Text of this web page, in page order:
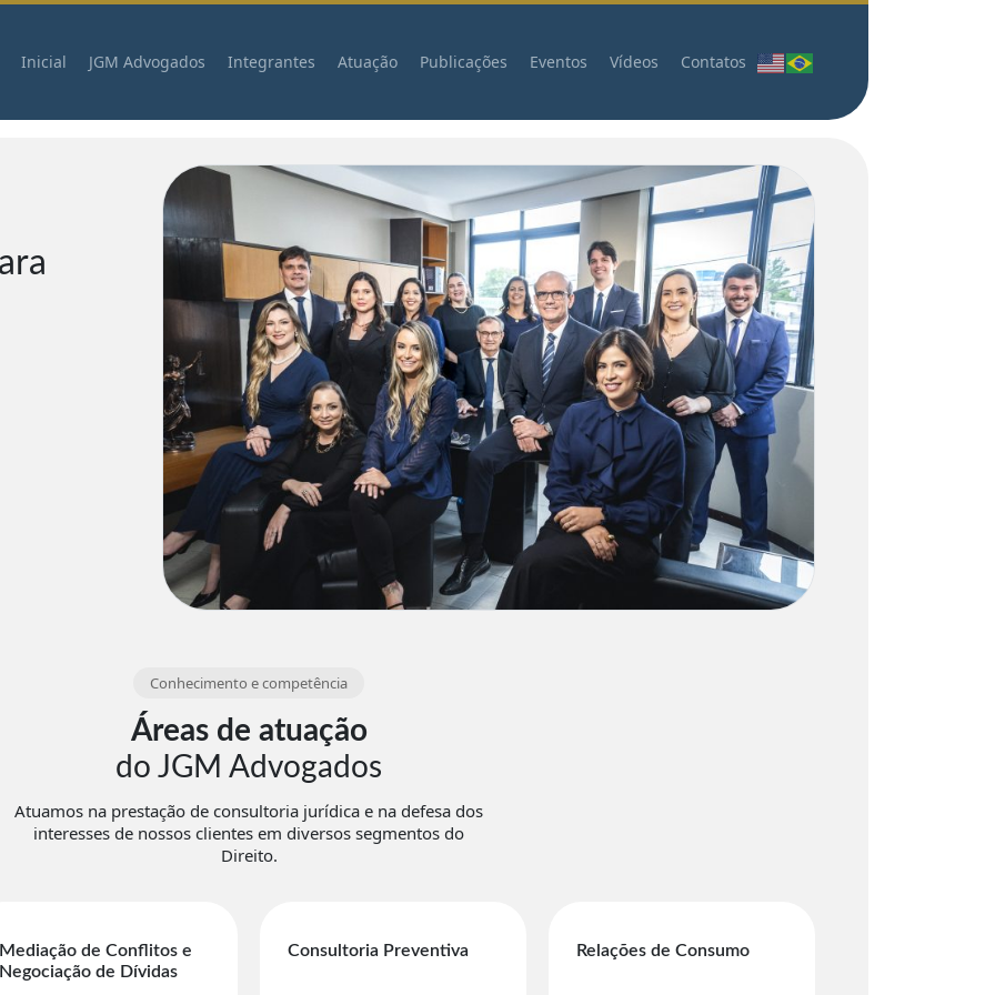
Inicial JGM Advogados Integrantes Atuação Publicações Eventos Vídeos Contatos
Conhecimento e competência
Áreas de atuação
do JGM Advogados
Atuamos na prestação de consultoria jurídica e na defesa dos
interesses de nossos clientes em diversos segmentos do
Direito.
Mediação de Conflitos e
Negociação de Dívidas
Consultoria Preventiva Relações de Consumo